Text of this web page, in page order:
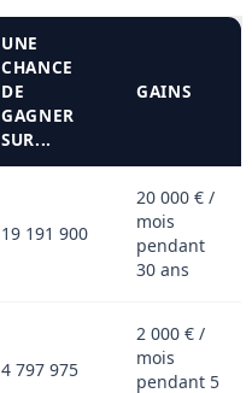
UNE
CHANCE
DE
GAGNER
SUR...
GAINS
19 191 900
20 000 € /
mois
pendant
30 ans
4 797 975
2 000 € /
mois
pendant 5